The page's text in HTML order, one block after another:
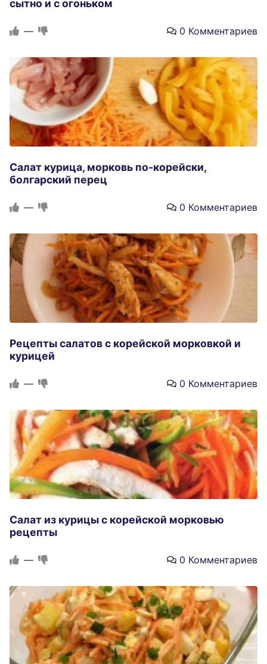
сытно и с огоньком
— 0 Комментариев
Салат курица, морковь по-корейски,
болгарский перец
— 0 Комментариев
Рецепты салатов с корейской морковкой и
курицей
— 0 Комментариев
Салат из курицы с корейской морковью
рецепты
— 0 Комментариев